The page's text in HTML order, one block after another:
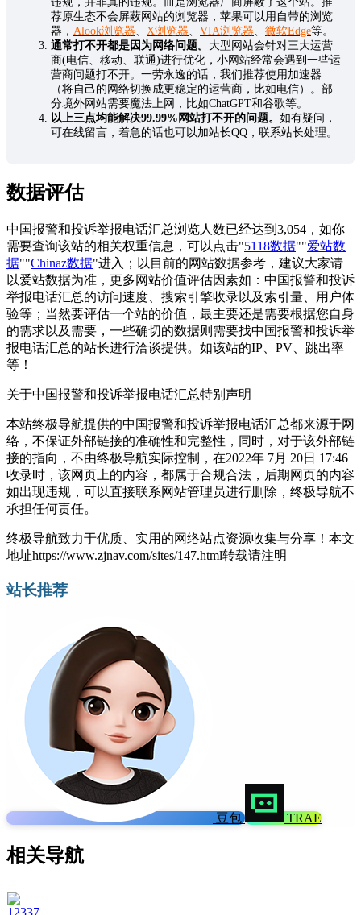
荐原生态不会屏蔽网站的浏览器，苹果可以用自带的浏览
器， Alook浏览器、 X浏览器、 VIA浏览器、 微软Edge等。
通常打不开都是因为网络问题。 大型网站会针对三大运营
商(电信、移动、联通)进行优化，小网站经常会遇到一些运
营商问题打不开。一劳永逸的话，我们推荐使用加速器
（将自己的网络切换成更稳定的运营商，比如电信）。部
分境外网站需要魔法上网，比如ChatGPT和谷歌等。
以上三点均能解决99.99%网站打不开的问题。 如有疑问，
可在线留言，着急的话也可以加站长QQ，联系站长处理。
数据评估
中国报警和投诉举报电话汇总浏览人数已经达到3,054，如你
需要查询该站的相关权重信息，可以点击"5118数据""爱站数
据""Chinaz数据"进入；以目前的网站数据参考，建议大家请
以爱站数据为准，更多网站价值评估因素如：中国报警和投诉
举报电话汇总的访问速度、搜索引擎收录以及索引量、用户体
验等；当然要评估一个站的价值，最主要还是需要根据您自身
的需求以及需要，一些确切的数据则需要找中国报警和投诉举
报电话汇总的站长进行洽谈提供。如该站的IP、PV、跳出率
等！
关于中国报警和投诉举报电话汇总特别声明
本站终极导航提供的中国报警和投诉举报电话汇总都来源于网
络，不保证外部链接的准确性和完整性，同时，对于该外部链
接的指向，不由终极导航实际控制，在2022年 7月 20日 17:46
收录时，该网页上的内容，都属于合规合法，后期网页的内容
如出现违规，可以直接联系网站管理员进行删除，终极导航不
承担任何责任。
终极导航致力于优质、实用的网络站点资源收集与分享！ 本文
地址https://www.zjnav.com/sites/147.html转载请注明
站长推荐
豆包 TRAE
相关导航